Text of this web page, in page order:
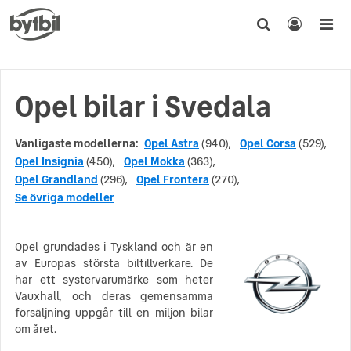
Opel bilar i Svedala
Vanligaste modellerna: Opel Astra (940), Opel Corsa (529),
Opel Insignia (450), Opel Mokka (363),
Opel Grandland (296), Opel Frontera (270),
Se övriga modeller
Opel grundades i Tyskland och är en
av Europas största biltillverkare. De
har ett systervarumärke som heter
Vauxhall, och deras gemensamma
försäljning uppgår till en miljon bilar
om året.